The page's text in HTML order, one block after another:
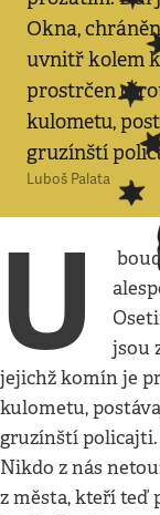
Okna,
uvnitř kolem
prostrčen
kulometu,
gruzínští
Luboš Palata
U
jsou
jejichž komín je
kulometu,
gruzínští
Nikdo z nás
z města, kteří teď